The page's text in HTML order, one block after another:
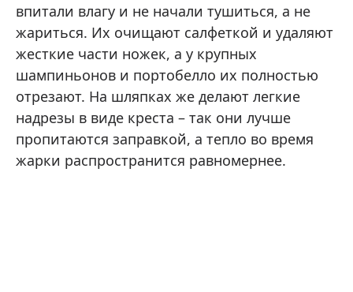
впитали влагу и не начали тушиться, а не
жариться. Их очищают салфеткой и удаляют
жесткие части ножек, а у крупных
шампиньонов и портобелло их полностью
отрезают. На шляпках же делают легкие
надрезы в виде креста – так они лучше
пропитаются заправкой, а тепло во время
жарки распространится равномернее.